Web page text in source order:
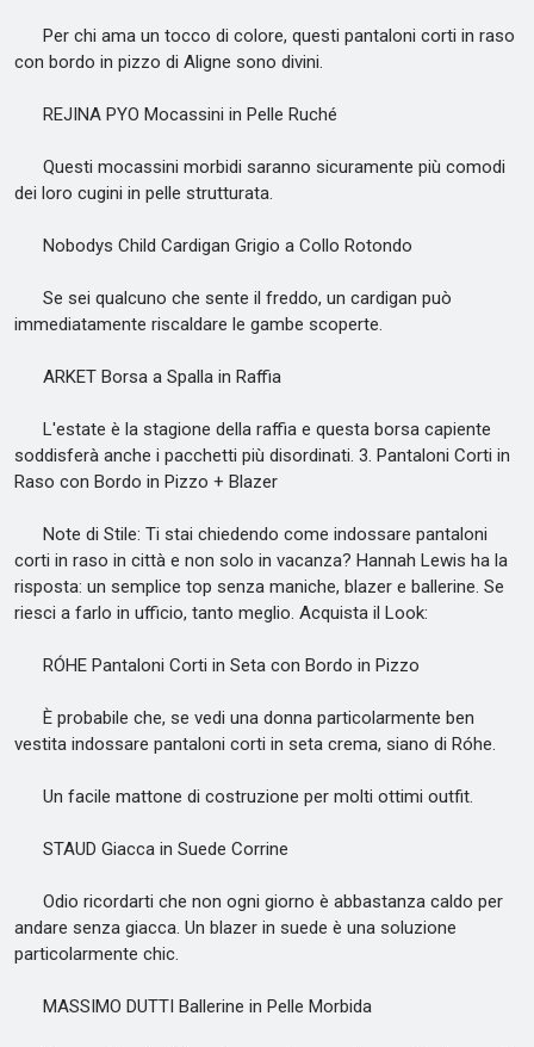
Per chi ama un tocco di colore, questi pantaloni corti in raso
con bordo in pizzo di Aligne sono divini.
REJINA PYO Mocassini in Pelle Ruché
Questi mocassini morbidi saranno sicuramente più comodi
dei loro cugini in pelle strutturata.
Nobodys Child Cardigan Grigio a Collo Rotondo
Se sei qualcuno che sente il freddo, un cardigan può
immediatamente riscaldare le gambe scoperte.
ARKET Borsa a Spalla in Raffia
L'estate è la stagione della raffia e questa borsa capiente
soddisferà anche i pacchetti più disordinati. 3. Pantaloni Corti in
Raso con Bordo in Pizzo + Blazer
Note di Stile: Ti stai chiedendo come indossare pantaloni
corti in raso in città e non solo in vacanza? Hannah Lewis ha la
risposta: un semplice top senza maniche, blazer e ballerine. Se
riesci a farlo in ufficio, tanto meglio. Acquista il Look:
RÓHE Pantaloni Corti in Seta con Bordo in Pizzo
È probabile che, se vedi una donna particolarmente ben
vestita indossare pantaloni corti in seta crema, siano di Róhe.
Un facile mattone di costruzione per molti ottimi outfit.
STAUD Giacca in Suede Corrine
Odio ricordarti che non ogni giorno è abbastanza caldo per
andare senza giacca. Un blazer in suede è una soluzione
particolarmente chic.
MASSIMO DUTTI Ballerine in Pelle Morbida